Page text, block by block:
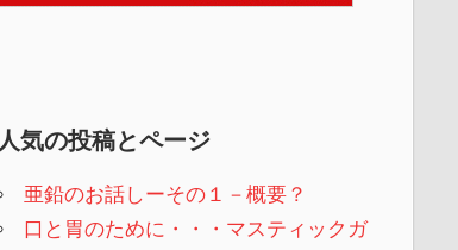
人気の投稿とページ
亜鉛のお話しーその１－概要？
口と胃のために・・・マスティックガ